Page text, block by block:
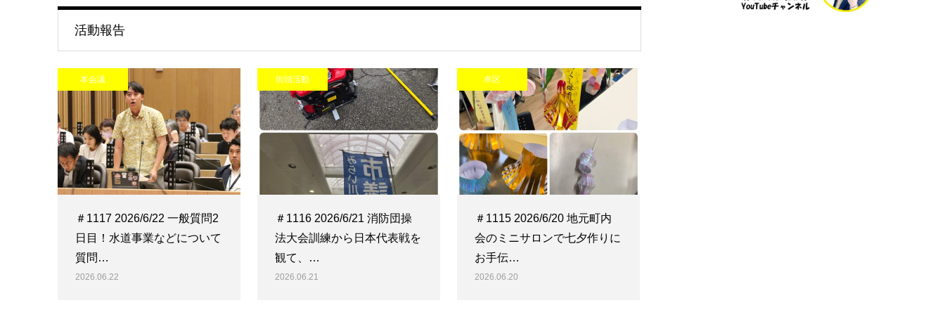
活動報告
本会議
＃1117 2026/6/22 一般質問2
日目！水道事業などについて
質問…
2026.06.22
街頭活動
＃1116 2026/6/21 消防団操
法大会訓練から日本代表戦を
観て、…
2026.06.21
幸区
＃1115 2026/6/20 地元町内
会のミニサロンで七夕作りに
お手伝…
2026.06.20